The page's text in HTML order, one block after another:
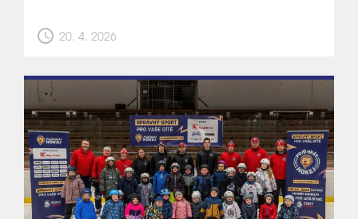
schedule 20. 4. 2026